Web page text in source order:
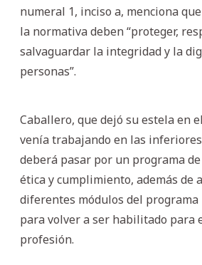
numeral 1, inciso a, menciona
la normativa deben “proteger,
salvaguardar la integridad y la
personas”.
Caballero, que dejó su estela en
venía trabajando en las
deberá pasar por un programa
ética y cumplimiento, además de
diferentes módulos del programa
para volver a ser habilitado para
profesión.